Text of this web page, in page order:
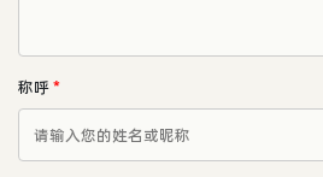
称呼*